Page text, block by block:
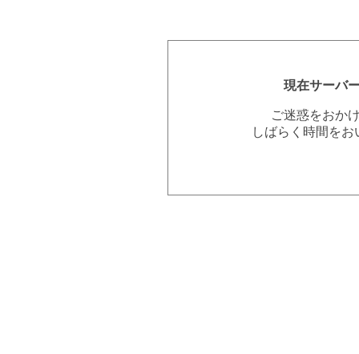
現在サーバ
ご迷惑をおか
しばらく時間を